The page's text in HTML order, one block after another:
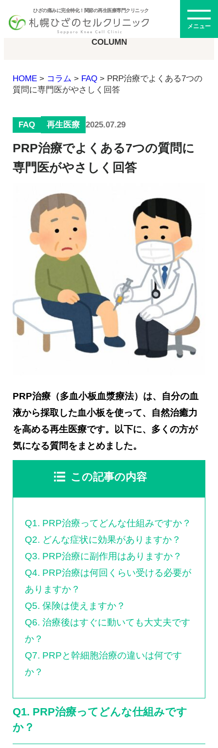
ひざの痛みに完全特化！関節の再生医療専門クリニック
メニュー
初めての方へ
メニュー・料金
ひざの再生医療とは
幹細胞治療
PRP治療
幹細胞培養上清液
慢性疼痛
再生医療とは
ドクター紹介
症例
よくある質問
クリニック紹介
治療電話相談はこちら
0120-117-560
コラム
COLUMN
HOME> コラム > FAQ> PRP治療でよくある7つの
質問に専門医がやさしく回答
FAQ 再生医療 2025.07.29
PRP治療でよくある7つの質問に
専門医がやさしく回答
PRP治療（多血小板血漿療法）は、自分の血
液から採取した血小板を使って、自然治癒力
を高める再生医療です。以下に、多くの方が
気になる質問をまとめました。
この記事の内容
Q1. PRP治療ってどんな仕組みですか？
Q2. どんな症状に効果がありますか？
Q3. PRP治療に副作用はありますか？
Q4. PRP治療は何回くらい受ける必要が
ありますか？
Q5. 保険は使えますか？
Q6. 治療後はすぐに動いても大丈夫です
か？
Q7. PRPと幹細胞治療の違いは何です
か？
Q1. PRP治療ってどんな仕組みです
か？